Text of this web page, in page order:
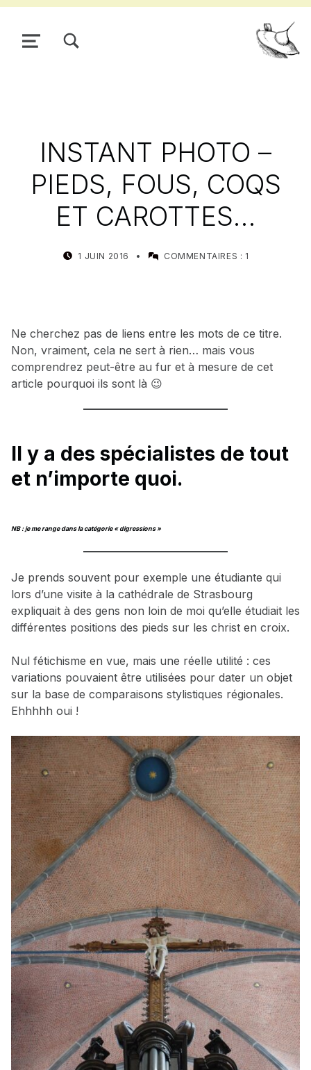
Pour
MENU
INSTANT PHOTO –
PIEDS, FOUS, COQS
ET CAROTTES…
1 JUIN 2016 WRITTEN BY:
MEALIN
COMMENTAIRES : 1
Ne cherchez pas de liens entre les mots de ce titre.
Non, vraiment, cela ne sert à rien… mais vous
comprendrez peut-être au fur et à mesure de cet
article pourquoi ils sont là 😉
Il y a des spécialistes de tout
et n’importe quoi.
NB : je me range dans la catégorie « digressions »
Je prends souvent pour exemple une étudiante qui
lors d’une visite à la cathédrale de Strasbourg
expliquait à des gens non loin de moi qu’elle étudiait les
différentes positions des pieds sur les christ en croix.
Nul fétichisme en vue, mais une réelle utilité : ces
variations pouvaient être utilisées pour dater un objet
sur la base de comparaisons stylistiques régionales.
Ehhhhh oui !